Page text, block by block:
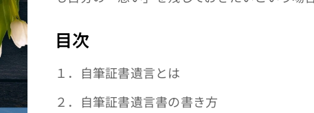
目次
１．自筆証書遺言とは
２．自筆証書遺言書の書き方